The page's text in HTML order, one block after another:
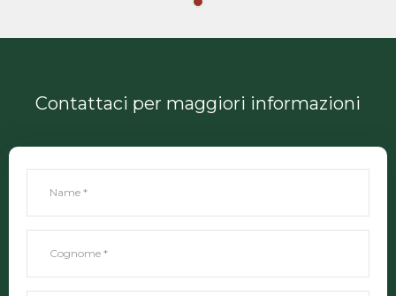
Contattaci per maggiori informazioni